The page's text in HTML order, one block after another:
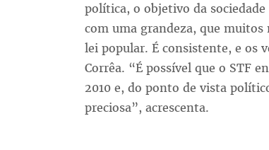
política, o objetivo da
com uma grandeza, que
lei popular. É consistente, e os
Corrêa. “É possível que o STF
2010 e, do ponto de vista
preciosa”, acrescenta.